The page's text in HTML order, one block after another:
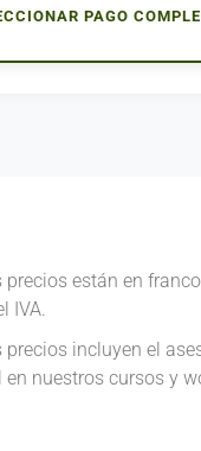
PAGO
precios están en
IVA.
precios incluyen el
en nuestros cursos y